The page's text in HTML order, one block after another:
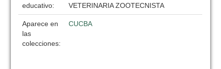
educativo:
VETERINARIA ZOOTECNISTA
Aparece en
las
colecciones:
CUCBA